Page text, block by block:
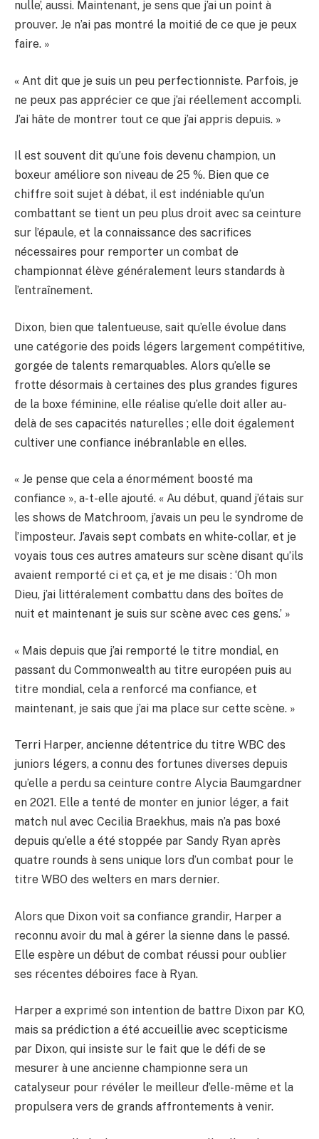
nulle’, aussi. Maintenant, je sens que j’ai un point à
prouver. Je n’ai pas montré la moitié de ce que je peux
faire. »
« Ant dit que je suis un peu perfectionniste. Parfois, je
ne peux pas apprécier ce que j’ai réellement accompli.
J’ai hâte de montrer tout ce que j’ai appris depuis. »
Il est souvent dit qu’une fois devenu champion, un
boxeur améliore son niveau de 25 %. Bien que ce
chiffre soit sujet à débat, il est indéniable qu’un
combattant se tient un peu plus droit avec sa ceinture
sur l’épaule, et la connaissance des sacrifices
nécessaires pour remporter un combat de
championnat élève généralement leurs standards à
l’entraînement.
Dixon, bien que talentueuse, sait qu’elle évolue dans
une catégorie des poids légers largement compétitive,
gorgée de talents remarquables. Alors qu’elle se
frotte désormais à certaines des plus grandes figures
de la boxe féminine, elle réalise qu’elle doit aller au-
delà de ses capacités naturelles ; elle doit également
cultiver une confiance inébranlable en elles.
« Je pense que cela a énormément boosté ma
confiance », a-t-elle ajouté. « Au début, quand j’étais sur
les shows de Matchroom, j’avais un peu le syndrome de
l’imposteur. J’avais sept combats en white-collar, et je
voyais tous ces autres amateurs sur scène disant qu’ils
avaient remporté ci et ça, et je me disais : ‘Oh mon
Dieu, j’ai littéralement combattu dans des boîtes de
nuit et maintenant je suis sur scène avec ces gens.’ »
« Mais depuis que j’ai remporté le titre mondial, en
passant du Commonwealth au titre européen puis au
titre mondial, cela a renforcé ma confiance, et
maintenant, je sais que j’ai ma place sur cette scène. »
Terri Harper, ancienne détentrice du titre WBC des
juniors légers, a connu des fortunes diverses depuis
qu’elle a perdu sa ceinture contre Alycia Baumgardner
en 2021. Elle a tenté de monter en junior léger, a fait
match nul avec Cecilia Braekhus, mais n’a pas boxé
depuis qu’elle a été stoppée par Sandy Ryan après
quatre rounds à sens unique lors d’un combat pour le
titre WBO des welters en mars dernier.
Alors que Dixon voit sa confiance grandir, Harper a
reconnu avoir du mal à gérer la sienne dans le passé.
Elle espère un début de combat réussi pour oublier
ses récentes déboires face à Ryan.
Harper a exprimé son intention de battre Dixon par KO,
mais sa prédiction a été accueillie avec scepticisme
par Dixon, qui insiste sur le fait que le défi de se
mesurer à une ancienne championne sera un
catalyseur pour révéler le meilleur d’elle-même et la
propulsera vers de grands affrontements à venir.